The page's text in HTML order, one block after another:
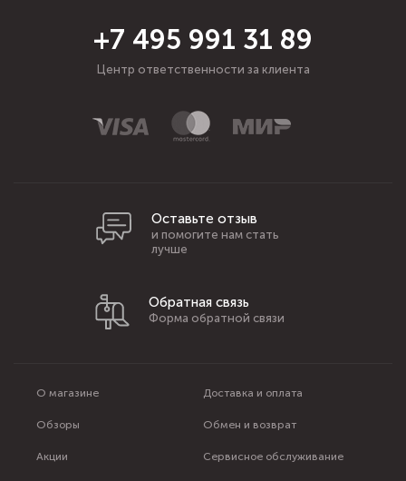
+7 495 991 31 89
Центр ответственности за клиента
О магазине Доставка и оплата
Обзоры Обмен и возврат
Акции Сервисное обслуживание
Оставьте отзыв
и помогите нам стать
лучше
Обратная связь
Форма обратной связи